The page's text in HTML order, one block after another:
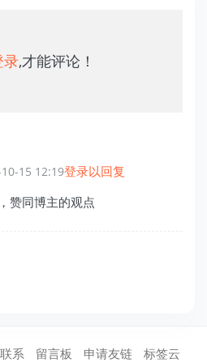
录,才能评论！
15 12:19登录以回复
赞同博主的观点
系 留言板 申请友链 标签云